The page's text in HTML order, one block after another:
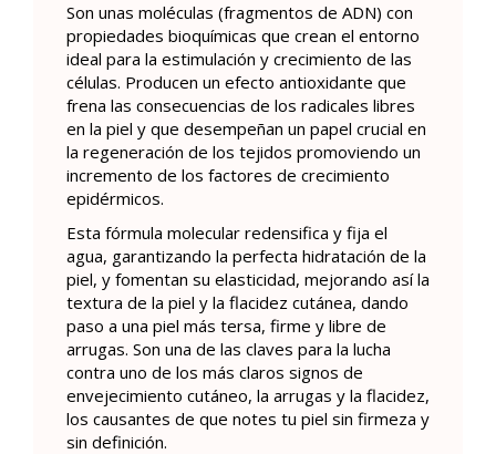
Son unas moléculas (fragmentos de ADN) con
propiedades bioquímicas que crean el entorno
ideal para la estimulación y crecimiento de las
células. Producen un efecto antioxidante que
frena las consecuencias de los radicales libres
en la piel y que desempeñan un papel crucial en
la regeneración de los tejidos promoviendo un
incremento de los factores de crecimiento
epidérmicos.
Esta fórmula molecular redensifica y fija el
agua, garantizando la perfecta hidratación de la
piel, y fomentan su elasticidad, mejorando así la
textura de la piel y la flacidez cutánea, dando
paso a una piel más tersa, firme y libre de
arrugas. Son una de las claves para la lucha
contra uno de los más claros signos de
envejecimiento cutáneo, la arrugas y la flacidez,
los causantes de que notes tu piel sin firmeza y
sin definición.